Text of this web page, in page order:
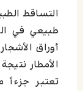
التساقط
طبيعي في
أوراق
الأمطار
تعتبر جزءاً